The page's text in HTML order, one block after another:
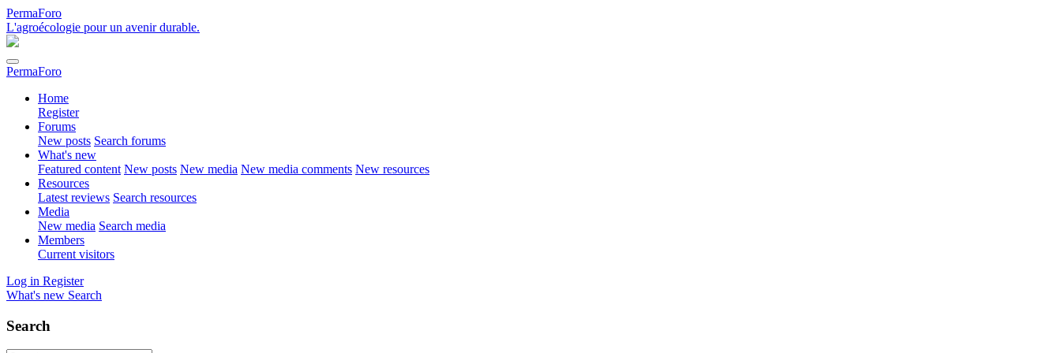
PermaForo
L'agroécologie pour un avenir durable.
PermaForo
Home
Register
Forums
New posts Search forums
What's new
Featured content New posts New media New media comments New resources
Resources
Latest reviews Search resources
Media
New media Search media
Members
Current visitors
Log in Register
What's new Search
Search